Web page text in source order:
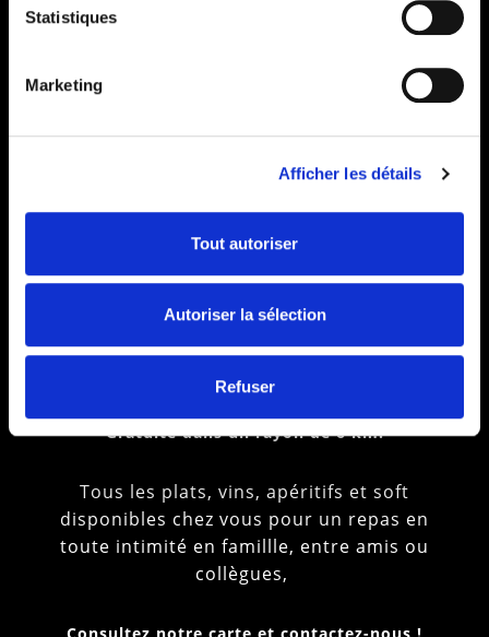
Statistiques
Marketing
Afficher les détails
Tout autoriser
Autoriser la sélection
Refuser
Livraison au
bureau / à votre
domicile
Gratuite dans un rayon de 6 km.
Tous les plats, vins, apéritifs et soft
disponibles chez vous pour un repas en
toute intimité en famillle, entre amis ou
collègues,